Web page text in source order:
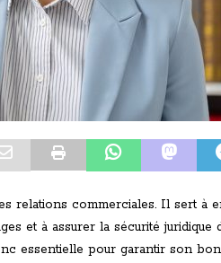
relations commerciales. Il sert à
et à assurer la sécurité juridique
essentielle pour garantir son